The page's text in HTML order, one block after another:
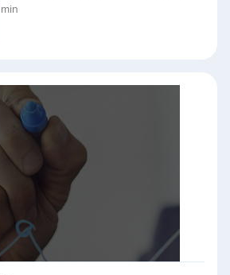
voltado para a ideia
antigos, para conseguir atender
digitais que buscam agilidade
a customização a cadeia de
o […]